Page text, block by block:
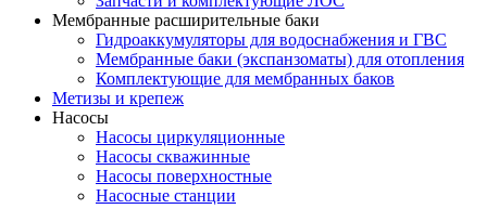
Мембранные расширительные баки
Гидроаккумуляторы для водоснабжения и ГВС
Мембранные баки (экспанзоматы) для отопления
Комплектующие для мембранных баков
Метизы и крепеж
Насосы
Насосы циркуляционные
Насосы скважинные
Насосы поверхностные
Насосные станции